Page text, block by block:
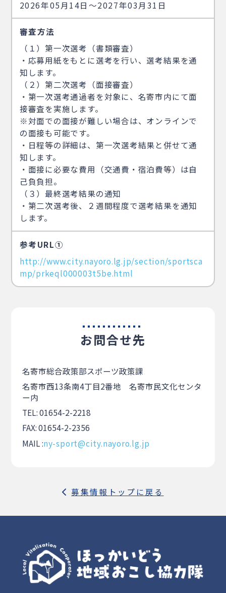
2026年05月14日〜2027年03月31日
審査方法
（１）第一次選考（書類審査）
・応募用紙をもとに選考を行い、選考結果を通
知します。
（２）第二次選考（面接審査）
・第一次選考通過者を対象に、名寄市内にて面
接審査を実施します。
※対面での面接が難しい場合は、オンラインで
の面接も可能です。
・日程等の詳細は、第一次選考結果と併せて通
知します。
・面接に必要な費用（交通費・宿泊費等）は自
己負負担。
（３）最終選考結果の通知
・第二次選考後、２週間程度で選考結果を通知
します。
参考URL①
http://www.city.nayoro.lg.jp/section/sportsca
mp/prkeql000003t5be.html
お問合せ先
名寄市総合政策部スポーツ政策課
名寄市西13条南4丁目2番地 名寄市民文化センタ
ー内
TEL: 01654-2-2218
FAX: 01654-2-2356
MAIL :ny-sport@city.nayoro.lg.jp
募集情報トップに戻る